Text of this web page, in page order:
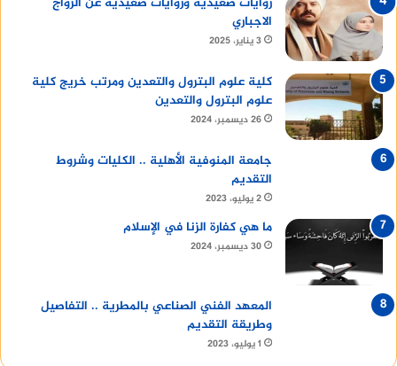
الاجباري
3 يناير، 2025
كلية علوم البترول والتعدين ومرتب خريج كلية
علوم البترول والتعدين
26 ديسمبر، 2024
جامعة المنوفية الأهلية .. الكليات وشروط
التقديم
2 يوليو، 2023
ما هي كفارة الزنا في الإسلام
30 ديسمبر، 2024
المعهد الفني الصناعي بالمطرية .. التفاصيل
وطريقة التقديم
1 يوليو، 2023